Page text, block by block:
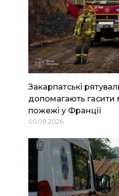
Закарпатські
допомагають гасити
пожежі у Франції
05.08.2026